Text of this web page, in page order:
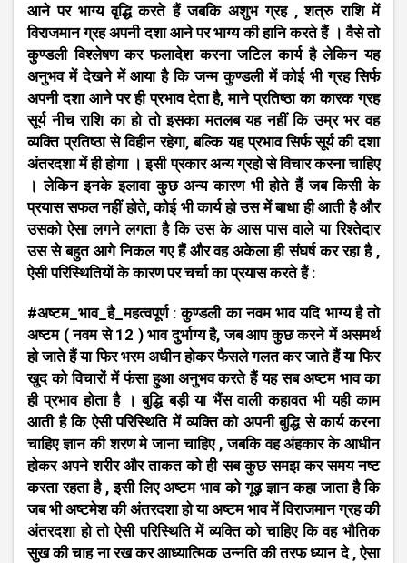
आने पर भाग्य वृद्धि करते हैं जबकि अशुभ ग्रह , शत्रु राशि में
विराजमान ग्रह अपनी दशा आने पर भाग्य की हानि करते हैं । वैसे तो
कुण्डली विश्लेषण कर फलादेश करना जटिल कार्य है लेकिन यह
अनुभव में देखने में आया है कि जन्म कुण्डली में कोई भी ग्रह सिर्फ
अपनी दशा आने पर ही प्रभाव देता है, माने प्रतिष्ठा का कारक ग्रह
सूर्य नीच राशि का हो तो इसका मतलब यह नहीं कि उम्र भर वह
व्यक्ति प्रतिष्ठा से विहीन रहेगा, बल्कि यह प्रभाव सिर्फ सूर्य की दशा
अंतरदशा में ही होगा । इसी प्रकार अन्य ग्रहो से विचार करना चाहिए
। लेकिन इनके इलावा कुछ अन्य कारण भी होते हैं जब किसी के
प्रयास सफल नहीं होते, कोई भी कार्य हो उस में बाधा ही आती है और
उसको ऐसा लगने लगता है कि उस के आस पास वाले या रिश्तेदार
उस से बहुत आगे निकल गए हैं और वह अकेला ही संघर्ष कर रहा है ,
ऐसी परिस्थितियों के कारण पर चर्चा का प्रयास करते हैं :
#अष्टम_भाव_है_महत्वपूर्ण : कुण्डली का नवम भाव यदि भाग्य है तो
अष्टम ( नवम से 12 ) भाव दुर्भाग्य है, जब आप कुछ करने में असमर्थ
हो जाते हैं या फिर भरम अधीन होकर फैसले गलत कर जाते हैं या फिर
खुद को विचारों में फंसा हुआ अनुभव करते हैं यह सब अष्टम भाव का
ही प्रभाव होता है । बुद्धि बड़ी या भैंस वाली कहावत भी यही काम
आती है कि ऐसी परिस्थिति में व्यक्ति को अपनी बुद्धि से कार्य करना
चाहिए ज्ञान की शरण मे जाना चाहिए , जबकि वह अंहकार के आधीन
होकर अपने शरीर और ताकत को ही सब कुछ समझ कर समय नष्ट
करता रहता है , इसी लिए अष्टम भाव को गूढ़ ज्ञान कहा जाता है कि
जब भी अष्टमेश की अंतरदशा हो या अष्टम भाव में विराजमान ग्रह की
अंतरदशा हो तो ऐसी परिस्थिति में व्यक्ति को चाहिए कि वह भौतिक
सुख की चाह ना रख कर आध्यात्मिक उन्नति की तरफ ध्यान दे , ऐसा